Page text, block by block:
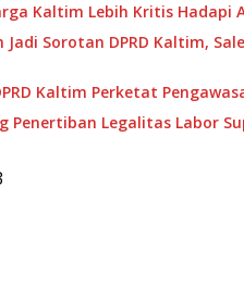
Kaltim Lebih Kritis Hadapi
Sorotan DPRD Kaltim,
Kaltim Perketat
Penertiban Legalitas Labor